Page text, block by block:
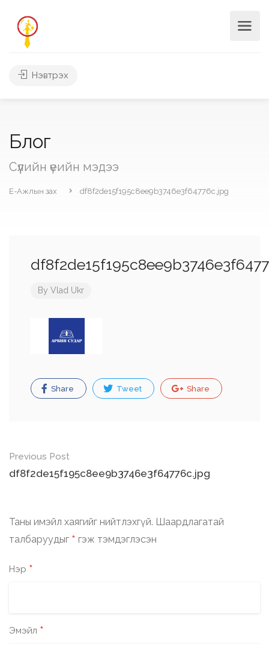
Нэвтрэх
Блог
Сүүлийн үеийн мэдээ
Е-Ажлын зах df8f2de15f195c8ee9b3746e3f64776c.jpg
By Vlad Ukr
Share Tweet Share
Post
navigation
Previous Post
df8f2de15f195c8ee9b3746e3f64776c.jpg
Таны имэйл хаягийг нийтлэхгүй. Шаардлагатай
талбаруудыг * гэж тэмдэглэсэн
Нэр *
Эмэйл *